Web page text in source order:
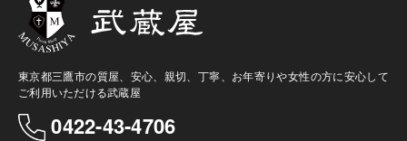
東京都三鷹市の質屋、安心、親切、丁寧、お年寄りや女性の方に安心して
ご利用いただける武蔵屋
0422-43-4706